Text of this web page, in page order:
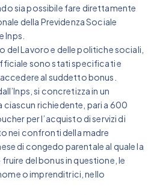
sia possibile fare direttamente
della Previdenza Sociale
del Lavoro e delle politiche sociali,
sono stati specificati e
al suddetto bonus.
si concretizza in un
richiedente, pari a 600
per l’acquisto di servizi di
nei confronti della madre
di congedo parentale al quale la
del bonus in questione, le
o imprenditrici, nello